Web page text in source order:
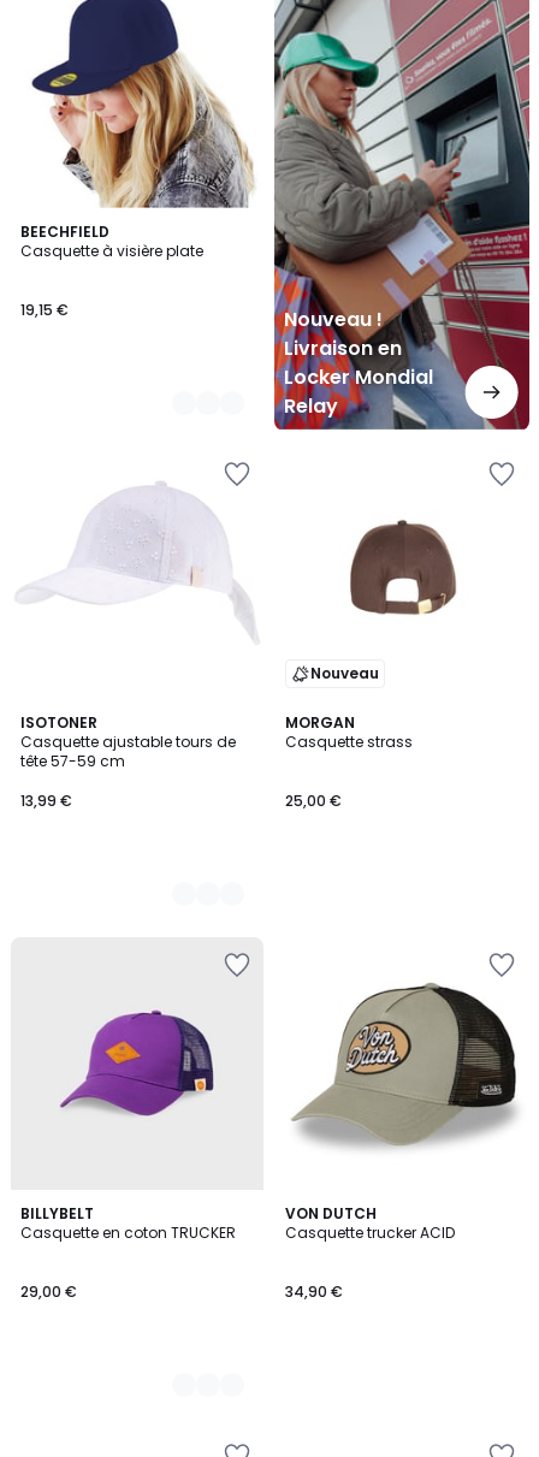
BEECHFIELD
Casquette à visière plate
19,15 €
8
Couleurs
Nouveau !
Livraison en
Locker Mondial
Relay
Livraison
en
Locker
Mondial
Relay
ISOTONER
Casquette ajustable tours de
tête 57-59 cm
13,99 €
2
Couleurs
Nouveau
MORGAN
Casquette strass
25,00 €
BILLYBELT
Casquette en coton TRUCKER
29,00 €
2
Couleurs
VON DUTCH
Casquette trucker ACID
34,90 €